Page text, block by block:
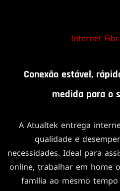
Internet
Conexão estável,
medida para o
A Atualtek entrega
qualidade e
necessidades. Ideal para
online, trabalhar em home
família ao mesmo